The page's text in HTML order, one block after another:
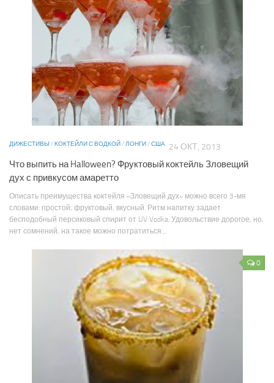
ДИЖЕСТИВЫ / КОКТЕЙЛИ С ВОДКОЙ /ЛОНГИ /США 24 ОКТ, 2013
Что выпить на Halloween? Фруктовый коктейль Зловещий
дух с привкусом амаретто
Описать преимущества коктейля «Зловещий дух» можно всего 3-мя
словами: простой, фруктовый, вкусный. Ритм напитку задает
бесподобный персиковый спирит от UV Vodka. Удовольствие дорогое, но,
нет сомнений, на такое можно потратиться....
0